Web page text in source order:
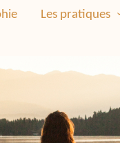
Les pratiques